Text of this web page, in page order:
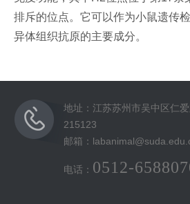
排斥的位点。它可以作为小鼠遗传
异体组织抗原的主要成分。
地址：江苏苏州市吴中区仁
215123
邮箱：
电话： 0512-